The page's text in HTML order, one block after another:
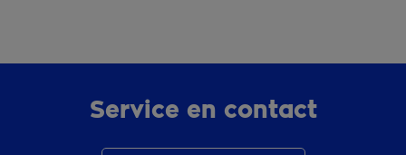
Service en contact